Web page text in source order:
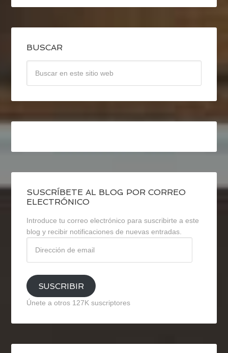
BUSCAR
SUSCRÍBETE AL BLOG POR CORREO
ELECTRÓNICO
Introduce tu correo electrónico para suscribirte a este
blog y recibir notificaciones de nuevas entradas.
email
SUSCRIBIR
Únete a otros 127K suscriptores